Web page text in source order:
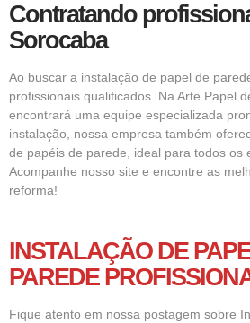
Contratando
Sorocaba
Ao buscar a instalação de papel de
profissionais qualificados. Na Arte Papel
encontrará uma equipe especializada
instalação, nossa empresa também
de papéis de parede, ideal para todos os
Acompanhe nosso site e encontre as
reforma!
INSTALAÇÃO DE
PAREDE
Fique atento em nossa postagem sobre